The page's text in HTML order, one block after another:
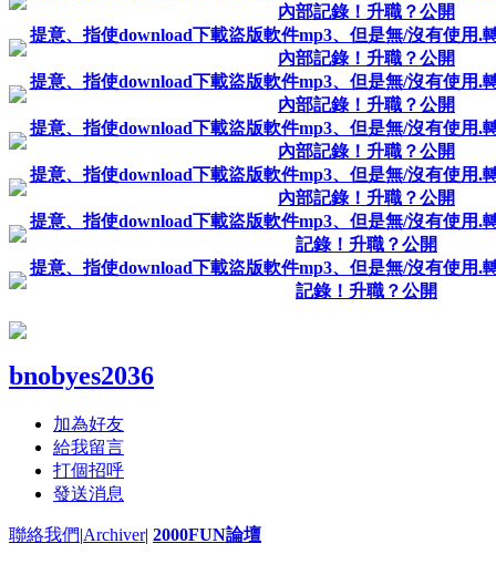
內部記錄！升職？公開
提意、指使download下載盜版軟件mp3、但是無/沒有使用.
內部記錄！升職？公開
提意、指使download下載盜版軟件mp3、但是無/沒有使用.
內部記錄！升職？公開
提意、指使download下載盜版軟件mp3、但是無/沒有使用.
內部記錄！升職？公開
提意、指使download下載盜版軟件mp3、但是無/沒有使用.
內部記錄！升職？公開
提意、指使download下載盜版軟件mp3、但是無/沒有使用.
記錄！升職？公開
提意、指使download下載盜版軟件mp3、但是無/沒有使用.
記錄！升職？公開
bnobyes2036
加為好友
給我留言
打個招呼
發送消息
聯絡我們|Archiver| 2000FUN論壇